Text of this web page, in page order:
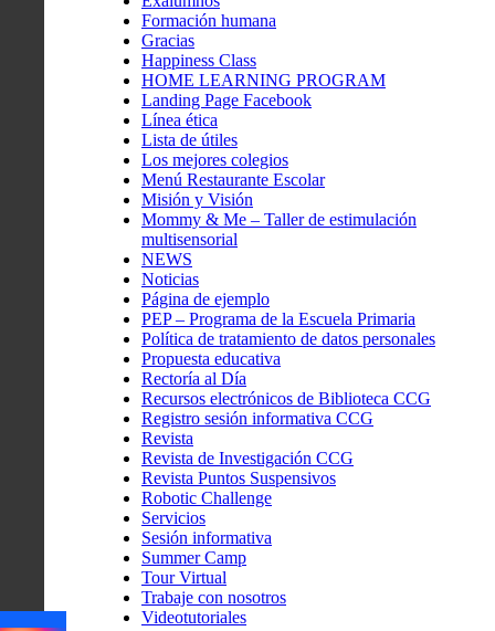
Formación humana
Gracias
Happiness Class
HOME LEARNING PROGRAM
Landing Page Facebook
Línea ética
Lista de útiles
Los mejores colegios
Menú Restaurante Escolar
Misión y Visión
Mommy & Me – Taller de estimulación
multisensorial
NEWS
Noticias
Página de ejemplo
PEP – Programa de la Escuela Primaria
Política de tratamiento de datos personales
Propuesta educativa
Rectoría al Día
Recursos electrónicos de Biblioteca CCG
Registro sesión informativa CCG
Revista
Revista de Investigación CCG
Revista Puntos Suspensivos
Robotic Challenge
Servicios
Sesión informativa
Summer Camp
Tour Virtual
Trabaje con nosotros
Videotutoriales